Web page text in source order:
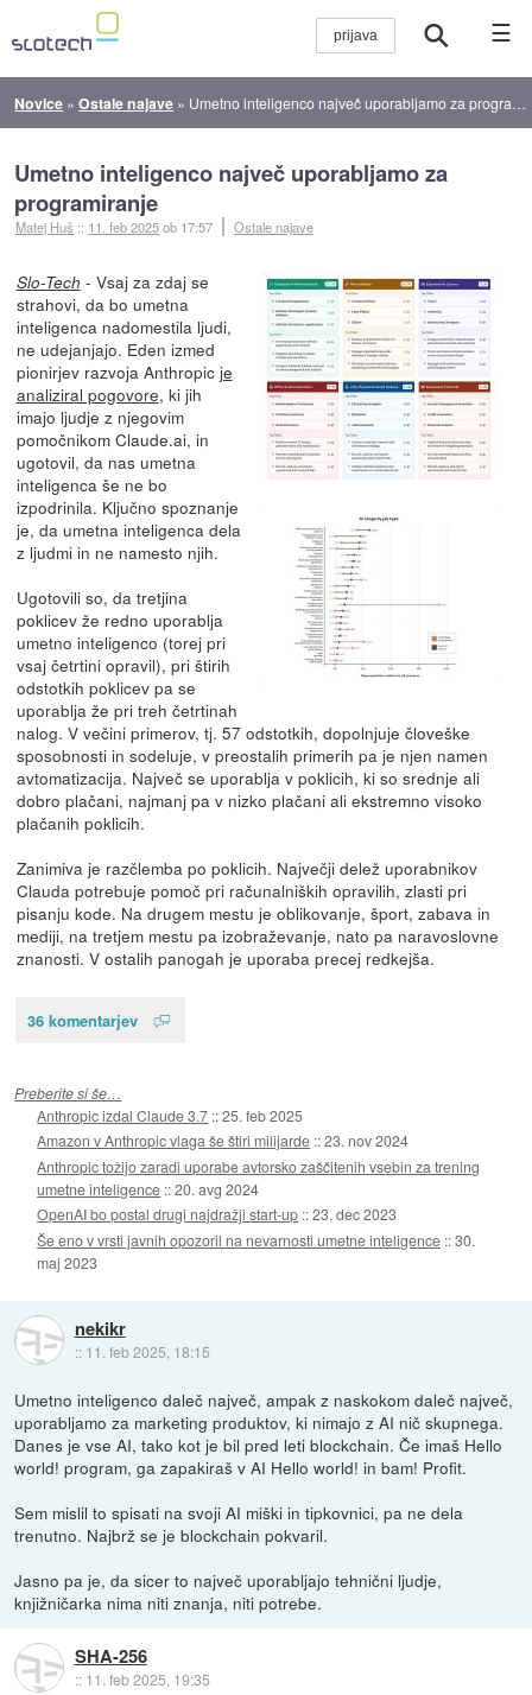
☰
Novice »Ostale najave » Umetno inteligenco največ uporabljamo za programiranje
Umetno inteligenco največ uporabljamo za
programiranje
Matej Huš :: 11. feb 2025ob 17:57 Ostale najave
Slo-Tech - Vsaj za zdaj se
strahovi, da bo umetna
inteligenca nadomestila ljudi,
ne udejanjajo. Eden izmed
pionirjev razvoja Anthropic je
analiziral pogovore, ki jih
imajo ljudje z njegovim
pomočnikom Claude.ai, in
ugotovil, da nas umetna
inteligenca še ne bo
izpodrinila. Ključno spoznanje
je, da umetna inteligenca dela
z ljudmi in ne namesto njih.
Ugotovili so, da tretjina
poklicev že redno uporablja
umetno inteligenco (torej pri
vsaj četrtini opravil), pri štirih
odstotkih poklicev pa se
uporablja že pri treh četrtinah
nalog. V večini primerov, tj. 57 odstotkih, dopolnjuje človeške
sposobnosti in sodeluje, v preostalih primerih pa je njen namen
avtomatizacija. Največ se uporablja v poklicih, ki so srednje ali
dobro plačani, najmanj pa v nizko plačani ali ekstremno visoko
plačanih poklicih.
Zanimiva je razčlemba po poklicih. Največji delež uporabnikov
Clauda potrebuje pomoč pri računalniških opravilih, zlasti pri
pisanju kode. Na drugem mestu je oblikovanje, šport, zabava in
mediji, na tretjem mestu pa izobraževanje, nato pa naravoslovne
znanosti. V ostalih panogah je uporaba precej redkejša.
36 komentarjev
Preberite si še…
Anthropic izdal Claude 3.7 ::25. feb 2025
Amazon v Anthropic vlaga še štiri milijarde ::23. nov 2024
Anthropic tožijo zaradi uporabe avtorsko zaščitenih vsebin za trening
umetne inteligence ::20. avg 2024
OpenAI bo postal drugi najdražji start-up ::23. dec 2023
Še eno v vrsti javnih opozoril na nevarnosti umetne inteligence ::30.
maj 2023
nekikr
:: 11. feb 2025, 18:15
Umetno inteligenco daleč največ, ampak z naskokom daleč največ,
uporabljamo za marketing produktov, ki nimajo z AI nič skupnega.
Danes je vse AI, tako kot je bil pred leti blockchain. Če imaš Hello
world! program, ga zapakiraš v AI Hello world! in bam! Profit.
Sem mislil to spisati na svoji AI miški in tipkovnici, pa ne dela
trenutno. Najbrž se je blockchain pokvaril.
Jasno pa je, da sicer to največ uporabljajo tehnični ljudje,
knjižničarka nima niti znanja, niti potrebe.
SHA-256
:: 11. feb 2025, 19:35